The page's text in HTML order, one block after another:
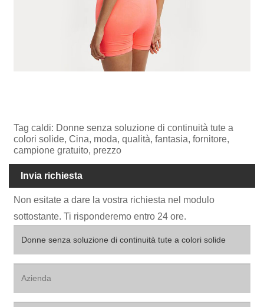
Tag caldi: Donne senza soluzione di continuità tute a
colori solide, Cina, moda, qualità, fantasia, fornitore,
campione gratuito, prezzo
Invia richiesta
Non esitate a dare la vostra richiesta nel modulo
sottostante. Ti risponderemo entro 24 ore.